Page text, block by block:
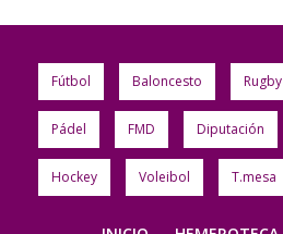
Fútbol Baloncesto Rugby
Pádel FMD Diputación
Hockey Voleibol T.mesa